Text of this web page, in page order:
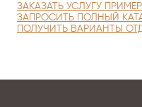
ЗАКАЗАТЬ УСЛУГУ
ЗАПРОСИТЬ ПОЛНЫЙ
ПОЛУЧИТЬ ВАРИАНТЫ